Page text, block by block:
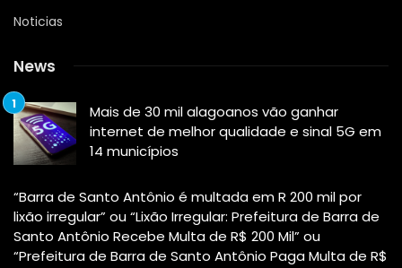
Noticias
News
Mais de 30 mil alagoanos vão ganhar
internet de melhor qualidade e sinal 5G em
14 municípios
“Barra de Santo Antônio é multada em R 200 mil por
lixão irregular” ou “Lixão Irregular: Prefeitura de Barra de
Santo Antônio Recebe Multa de R$ 200 Mil” ou
“Prefeitura de Barra de Santo Antônio Paga Multa de R$